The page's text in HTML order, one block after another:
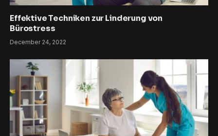
Effektive Techniken zur Linderung von
Bürostress
December 24, 2022